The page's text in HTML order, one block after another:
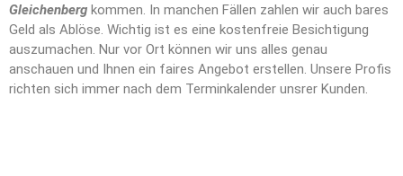
Gleichenberg kommen. In manchen Fällen zahlen wir auch bares
Geld als Ablöse. Wichtig ist es eine kostenfreie Besichtigung
auszumachen. Nur vor Ort können wir uns alles genau
anschauen und Ihnen ein faires Angebot erstellen. Unsere Profis
richten sich immer nach dem Terminkalender unsrer Kunden.